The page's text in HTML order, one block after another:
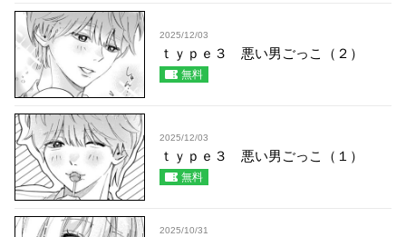
2025/12/03
ｔｙｐｅ３ 悪い男ごっこ（２）
無料
2025/12/03
ｔｙｐｅ３ 悪い男ごっこ（１）
無料
2025/10/31